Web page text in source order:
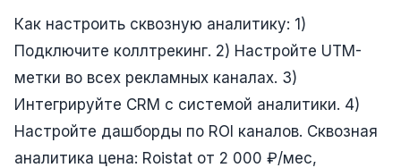
Управление репутацией SERM / ORM
Ведение и поддержка сайта
SEO-консультация
SEO для интернет-магазина
Как настроить сквозную аналитику: 1)
Подключите коллтрекинг. 2) Настройте UTM-
метки во всех рекламных каналах. 3)
Интегрируйте CRM с системой аналитики. 4)
Настройте дашборды по ROI каналов. Сквозная
аналитика цена: Roistat от 2 000 ₽/мес,